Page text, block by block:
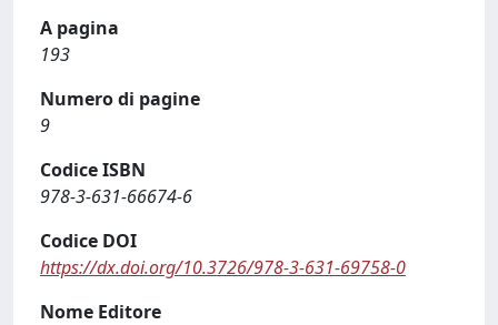
A pagina
193
Numero di pagine
9
Codice ISBN
978-3-631-66674-6
Codice DOI
https://dx.doi.org/10.3726/978-3-631-69758-0
Nome Editore